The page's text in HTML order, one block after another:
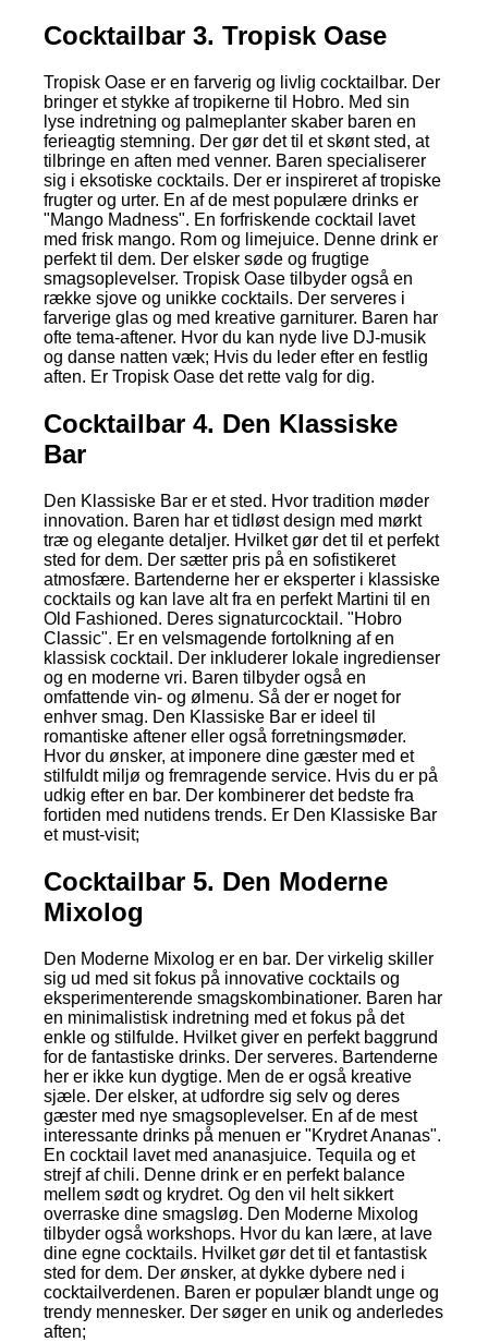
Cocktailbar 3. Tropisk Oase
Tropisk Oase er en farverig og livlig cocktailbar. Der
bringer et stykke af tropikerne til Hobro. Med sin
lyse indretning og palmeplanter skaber baren en
ferieagtig stemning. Der gør det til et skønt sted, at
tilbringe en aften med venner. Baren specialiserer
sig i eksotiske cocktails. Der er inspireret af tropiske
frugter og urter. En af de mest populære drinks er
"Mango Madness". En forfriskende cocktail lavet
med frisk mango. Rom og limejuice. Denne drink er
perfekt til dem. Der elsker søde og frugtige
smagsoplevelser. Tropisk Oase tilbyder også en
række sjove og unikke cocktails. Der serveres i
farverige glas og med kreative garniturer. Baren har
ofte tema-aftener. Hvor du kan nyde live DJ-musik
og danse natten væk; Hvis du leder efter en festlig
aften. Er Tropisk Oase det rette valg for dig.
Cocktailbar 4. Den Klassiske
Bar
Den Klassiske Bar er et sted. Hvor tradition møder
innovation. Baren har et tidløst design med mørkt
træ og elegante detaljer. Hvilket gør det til et perfekt
sted for dem. Der sætter pris på en sofistikeret
atmosfære. Bartenderne her er eksperter i klassiske
cocktails og kan lave alt fra en perfekt Martini til en
Old Fashioned. Deres signaturcocktail. "Hobro
Classic". Er en velsmagende fortolkning af en
klassisk cocktail. Der inkluderer lokale ingredienser
og en moderne vri. Baren tilbyder også en
omfattende vin- og ølmenu. Så der er noget for
enhver smag. Den Klassiske Bar er ideel til
romantiske aftener eller også forretningsmøder.
Hvor du ønsker, at imponere dine gæster med et
stilfuldt miljø og fremragende service. Hvis du er på
udkig efter en bar. Der kombinerer det bedste fra
fortiden med nutidens trends. Er Den Klassiske Bar
et must-visit;
Cocktailbar 5. Den Moderne
Mixolog
Den Moderne Mixolog er en bar. Der virkelig skiller
sig ud med sit fokus på innovative cocktails og
eksperimenterende smagskombinationer. Baren har
en minimalistisk indretning med et fokus på det
enkle og stilfulde. Hvilket giver en perfekt baggrund
for de fantastiske drinks. Der serveres. Bartenderne
her er ikke kun dygtige. Men de er også kreative
sjæle. Der elsker, at udfordre sig selv og deres
gæster med nye smagsoplevelser. En af de mest
interessante drinks på menuen er "Krydret Ananas".
En cocktail lavet med ananasjuice. Tequila og et
strejf af chili. Denne drink er en perfekt balance
mellem sødt og krydret. Og den vil helt sikkert
overraske dine smagsløg. Den Moderne Mixolog
tilbyder også workshops. Hvor du kan lære, at lave
dine egne cocktails. Hvilket gør det til et fantastisk
sted for dem. Der ønsker, at dykke dybere ned i
cocktailverdenen. Baren er populær blandt unge og
trendy mennesker. Der søger en unik og anderledes
aften;